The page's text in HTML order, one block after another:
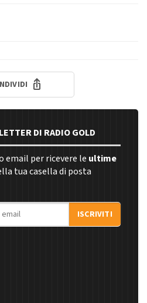
DI RADIO GOLD
email per ricevere le ultime
tua casella di posta
ISCRIVITI